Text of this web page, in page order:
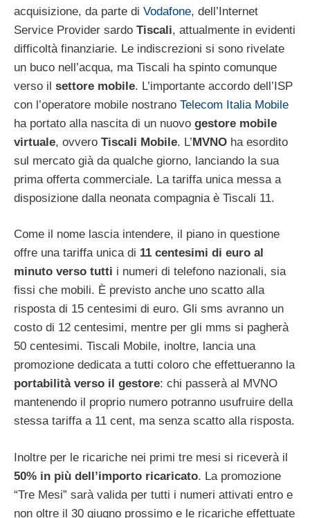
acquisizione, da parte di Vodafone, dell’Internet
Service Provider sardo Tiscali, attualmente in evidenti
difficoltà finanziarie. Le indiscrezioni si sono rivelate
un buco nell’acqua, ma Tiscali ha spinto comunque
verso il settore mobile. L’importante accordo dell’ISP
con l’operatore mobile nostrano Telecom Italia Mobile
ha portato alla nascita di un nuovo gestore mobile
virtuale, ovvero Tiscali Mobile. L’MVNO ha esordito
sul mercato già da qualche giorno, lanciando la sua
prima offerta commerciale. La tariffa unica messa a
disposizione dalla neonata compagnia è Tiscali 11.
Come il nome lascia intendere, il piano in questione
offre una tariffa unica di 11 centesimi di euro al
minuto verso tutti i numeri di telefono nazionali, sia
fissi che mobili. È previsto anche uno scatto alla
risposta di 15 centesimi di euro. Gli sms avranno un
costo di 12 centesimi, mentre per gli mms si pagherà
50 centesimi. Tiscali Mobile, inoltre, lancia una
promozione dedicata a tutti coloro che effettueranno la
portabilità verso il gestore: chi passerà al MVNO
mantenendo il proprio numero potranno usufruire della
stessa tariffa a 11 cent, ma senza scatto alla risposta.
Inoltre per le ricariche nei primi tre mesi si riceverà il
50% in più dell’importo ricaricato. La promozione
“Tre Mesi” sarà valida per tutti i numeri attivati entro e
non oltre il 30 giugno prossimo e le ricariche effettuate